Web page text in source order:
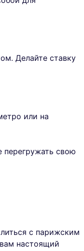
Делайте ставку
или на
перегружать свою
с парижским
настоящий